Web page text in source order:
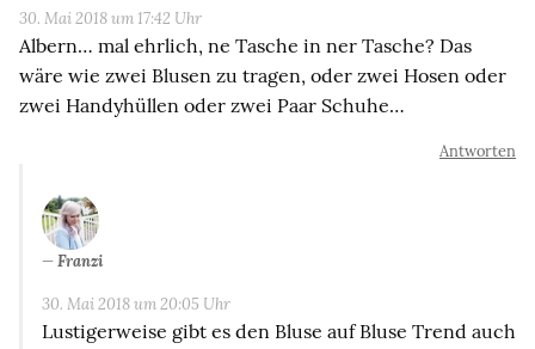
30. Mai 2018 um 17:42 Uhr
Albern… mal ehrlich, ne Tasche in ner Tasche? Das
wäre wie zwei Blusen zu tragen, oder zwei Hosen oder
zwei Handyhüllen oder zwei Paar Schuhe…
Antworten
Franzi
30. Mai 2018 um 20:05 Uhr
Lustigerweise gibt es den Bluse auf Bluse Trend auch